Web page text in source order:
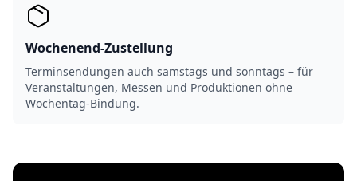
Wochenend-Zustellung
Terminsendungen auch samstags und sonntags – für
Veranstaltungen, Messen und Produktionen ohne
Wochentag-Bindung.